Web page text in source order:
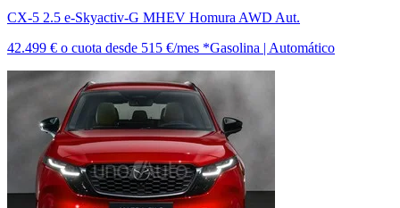
CX-5 2.5 e-Skyactiv-G MHEV Homura AWD Aut.
42.499 € o cuota desde 515 €/mes *Gasolina | Automático